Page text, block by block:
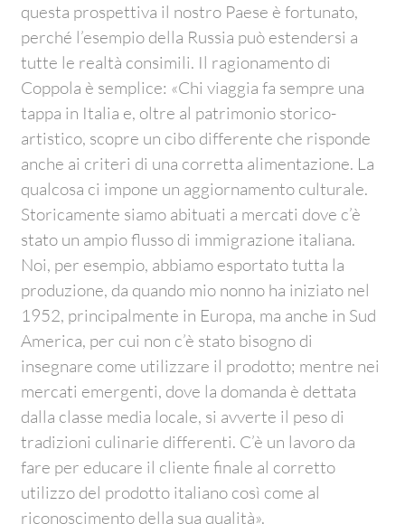
questa prospettiva il nostro Paese è fortunato,
perché l’esempio della Russia può estendersi a
tutte le realtà consimili. Il ragionamento di
Coppola è semplice: «Chi viaggia fa sempre una
tappa in Italia e, oltre al patrimonio storico-
artistico, scopre un cibo differente che risponde
anche ai criteri di una corretta alimentazione. La
qualcosa ci impone un aggiornamento culturale.
Storicamente siamo abituati a mercati dove c’è
stato un ampio flusso di immigrazione italiana.
Noi, per esempio, abbiamo esportato tutta la
produzione, da quando mio nonno ha iniziato nel
1952, principalmente in Europa, ma anche in Sud
America, per cui non c’è stato bisogno di
insegnare come utilizzare il prodotto; mentre nei
mercati emergenti, dove la domanda è dettata
dalla classe media locale, si avverte il peso di
tradizioni culinarie differenti. C’è un lavoro da
fare per educare il cliente finale al corretto
utilizzo del prodotto italiano così come al
riconoscimento della sua qualità».